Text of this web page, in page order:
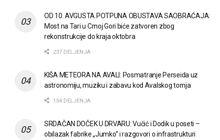
OD 10. AVGUSTA POTPUNA OBUSTAVA SAOBRAĆAJA:
Most na Tari u Crnoj Gori biće zatvoren zbog
rekonstrukcije do kraja oktobra
237 DELJENJA
KIŠA METEORA NA AVALI: Posmatranje Perseida uz
astronomiju, muziku i zabavu kod Avalskog tornja
154 DELJENJA
SRDAČAN DOČEK U DRVARU: Vučić i Dodik u poseti –
obilazak fabrike „Jumko” i razgovori o infrastrukturi